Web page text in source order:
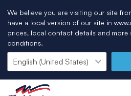
We believe you are visiting our site
have a local version of our site in
prices, local contact details and more
conditions.